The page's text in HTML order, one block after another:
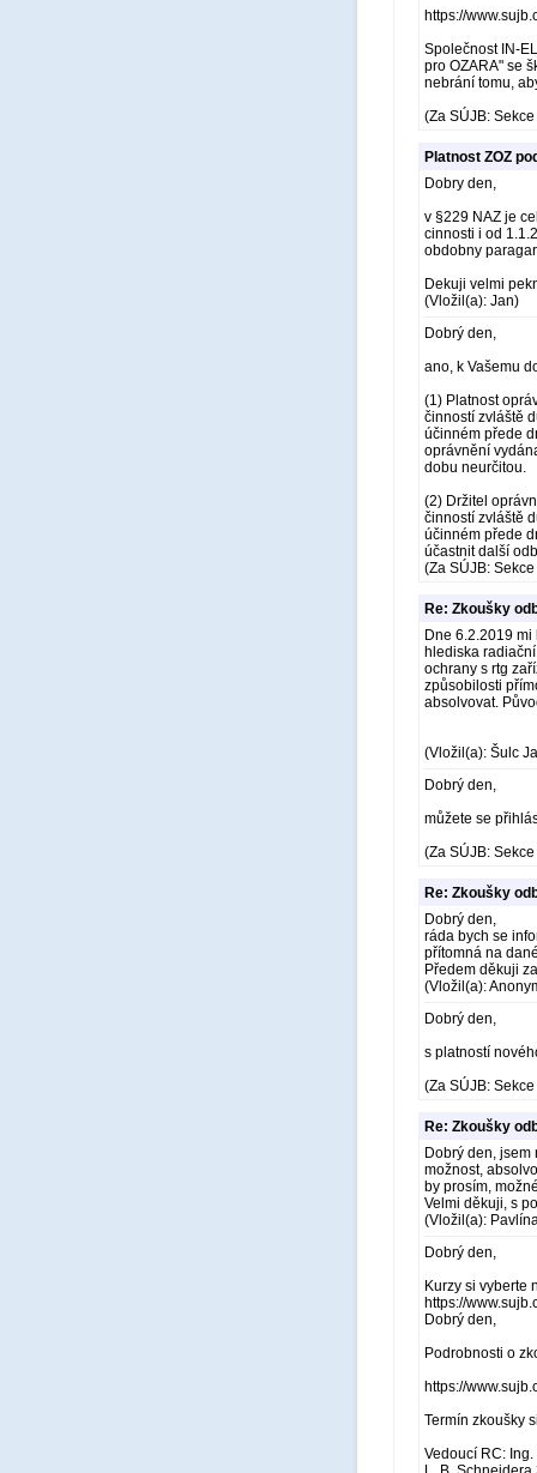
https://
Společnost IN-
pro OZARA" se
nebrání tomu,
(Za SÚJB:
Platnost ZOZ
Dobry den,
v §229 NAZ je
cinnosti i od
obdobny
Dekuji velmi
(Vložil(a): Jan)
Dobrý den,
ano, k Vašemu
(1) Platnost
činností zvláště
účinném přede
oprávnění
dobu neurčitou.
(2) Držitel
činností zvláště
účinném přede
účastnit další
(Za SÚJB:
Re: Zkoušky
Dne 6.2.2019
hlediska
ochrany s rtg
způsobilosti
absolvovat.
(Vložil(a): Šulc
Dobrý den,
můžete se
(Za SÚJB:
Re: Zkoušky
Dobrý den,
ráda bych se
přítomná na
Předem děkuji
(Vložil(a):
Dobrý den,
s platností
(Za SÚJB:
Re: Zkoušky
Dobrý den,
možnost,
by prosím,
Velmi děkuji, s
(Vložil(a):
Dobrý den,
Kurzy si vyberte
https://
Dobrý den,
Podrobnosti o
https://
Termín zkoušky
Vedoucí RC: